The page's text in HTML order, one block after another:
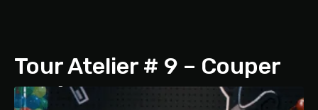
Tour Atelier # 9 – Couper
et réparer une corde